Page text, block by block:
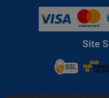
Site